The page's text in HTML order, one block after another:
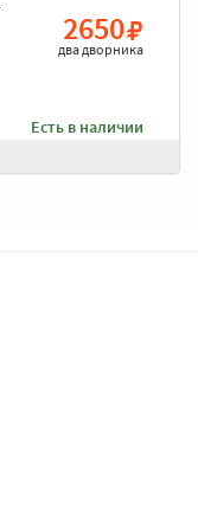
2650
два дворника
Есть в наличии